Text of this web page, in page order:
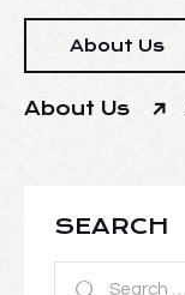
About Us
About Us
SEARCH